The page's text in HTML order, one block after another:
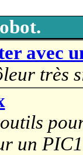
avec
très
un